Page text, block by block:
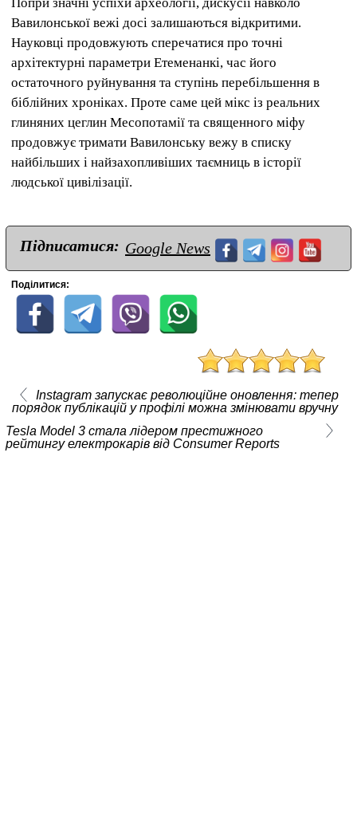
Вавилонської вежі досі залишаються відкритими.
Науковці продовжують сперечатися про точні
архітектурні параметри Етеменанкі, час його
остаточного руйнування та ступінь перебільшення в
біблійних хроніках. Проте саме цей мікс із реальних
глиняних цеглин Месопотамії та священного міфу
продовжує тримати Вавилонську вежу в списку
найбільших і найзахопливіших таємниць в історії
людської цивілізації.
Підписатися: Google News
Поділитися:
Instagram запускає революційне оновлення: тепер
порядок публікацій у профілі можна змінювати вручну
Tesla Model 3 стала лідером престижного
рейтингу електрокарів від Consumer Reports